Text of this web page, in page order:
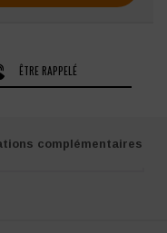
ÊTRE RAPPELÉ
complémentaires